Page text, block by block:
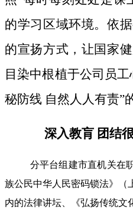
的学习区域环境。依
的宣扬方式，让国家
目染中根植于公司员
秘防线 自然人人有责”
深入教肓 团结
分平台组建市直机关在
族公民中华人民密码锁法》（
内的法律讲坛、《弘扬传统文